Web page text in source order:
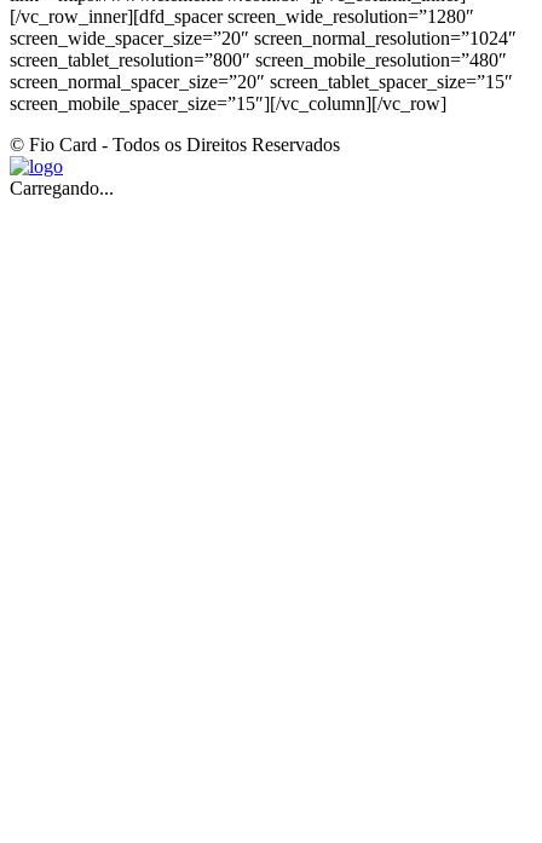
[/vc_row_inner][dfd_spacer screen_wide_resolution=”1280″
screen_wide_spacer_size=”20″ screen_normal_resolution=”1024″
screen_tablet_resolution=”800″ screen_mobile_resolution=”480″
screen_normal_spacer_size=”20″ screen_tablet_spacer_size=”15″
screen_mobile_spacer_size=”15″][/vc_column][/vc_row]
© Fio Card - Todos os Direitos Reservados
Carregando...